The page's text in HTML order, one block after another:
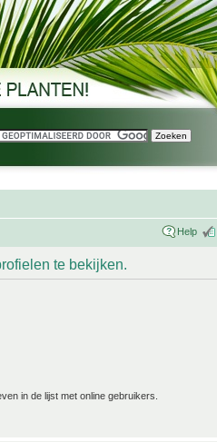
Help
te bekijken.
in de lijst met online gebruikers.